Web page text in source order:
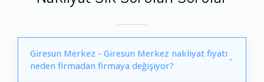
Giresun Merkez - Giresun Merkez nakliyat fiyatı
neden firmadan firmaya değişiyor?